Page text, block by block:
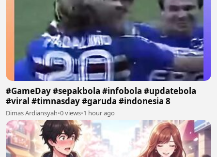
#GameDay #sepakbola #infobola #updatebola
#viral #timnasday #garuda #indonesia 8
Dimas Ardiansyah•0 views•1 hour ago